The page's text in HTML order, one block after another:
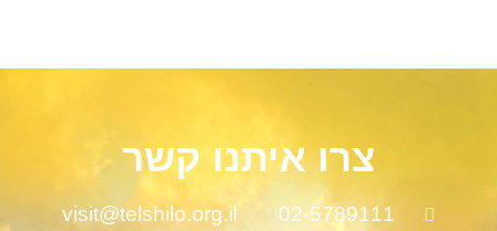
צרו איתנו קשר
02-5789111
visit@telshilo.org.il